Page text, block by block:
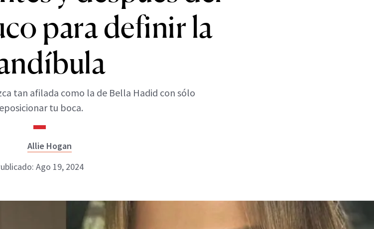
para definir la
tan afilada como la de Bella Hadid con sólo
tu boca.
Allie Hogan
Ago 19, 2024